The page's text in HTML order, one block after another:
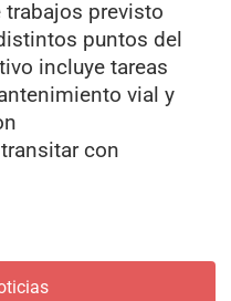
previsto
puntos del
incluye tareas
vial y
con